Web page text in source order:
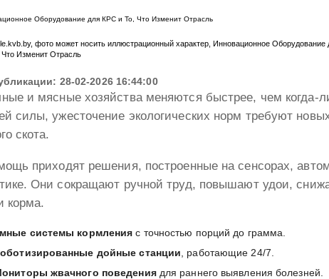
фото может носить иллюстрационный характер, Инновационное Оборудование
Изменит Отрасль
28-02-2026 16:44:00
и мясные хозяйства меняются быстрее, чем когда-
силы, ужесточение экологических норм требуют
скота.
приходят решения, построенные на сенсорах,
Они сокращают ручной труд, повышают удои,
корма.
системы кормления с точностью порций до грамма.
дойные станции , работающие 24/7.
жвачного поведениядля раннего выявления болезней.